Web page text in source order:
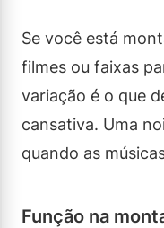
Se você está
filmes ou faixas
variação é o que
cansativa. Uma
quando as
Função na